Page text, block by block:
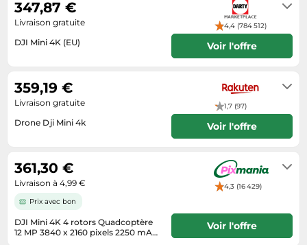
Taille-haies
Techniques de mesure
Tondeuses
Tronçonneuses
Tuyaux d'arrosage
Éviers
Informatique
Jeux électroniques
Lave-linge
Montres connectées
Médias
Objectifs photo
Photo
Plaques de cuisson
Reflex numériques
Robots de cuisine
Vélos
Vélos biking
Vêtements de sport
DJI Mini 4K (EU)
4,4 (784 512)
347,87 €
Livraison gratuite
Voir l'offre
Drone Dji Mini 4k
1,7 (97)
359,19 €
Livraison gratuite
Voir l'offre
DJI Mini 4K 4 rotors Quadcoptère
12 MP 3840 x 2160 pixels 2250 mAh
4,3 (16 429)
Prix avec bon
361,30 €
Livraison à 4,99 €
Voir l'offre